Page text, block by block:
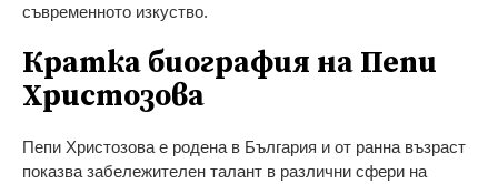
съвременното изкуство.
Кратка биография на Пепи
Христозова
Пепи Христозова е родена в България и от ранна възраст
показва забележителен талант в различни сфери на